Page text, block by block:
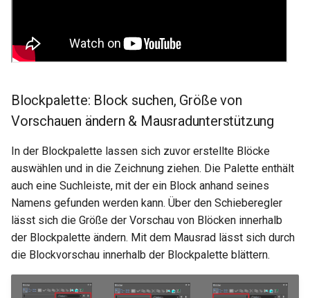
Blockpalette: Block suchen, Größe von
Vorschauen ändern & Mausradunterstützung
In der Blockpalette lassen sich zuvor erstellte Blöcke
auswählen und in die Zeichnung ziehen. Die Palette enthält
auch eine Suchleiste, mit der ein Block anhand seines
Namens gefunden werden kann. Über den Schieberegler
lässt sich die Größe der Vorschau von Blöcken innerhalb
der Blockpalette ändern. Mit dem Mausrad lässt sich durch
die Blockvorschau innerhalb der Blockpalette blättern.